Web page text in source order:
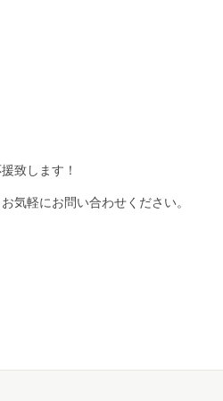
致します！
気軽にお問い合わせください。